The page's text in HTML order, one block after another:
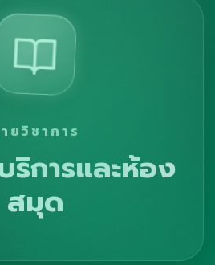
ยวิชาการ
ริการและห้อง
สมุด